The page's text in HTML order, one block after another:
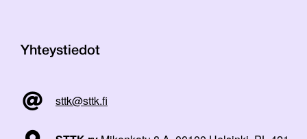
Yhteystiedot
sttk@sttk.fi